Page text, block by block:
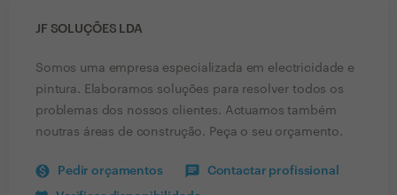
JF SOLUÇÕES LDA
Somos uma empresa especializada em electricidade e
pintura. Elaboramos soluções para resolver todos os
problemas dos nossos clientes. Actuamos também
noutras áreas de construção. Peça o seu orçamento.
Pedir orçamentos Contactar profissional